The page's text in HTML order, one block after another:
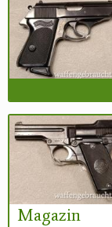
Magazin